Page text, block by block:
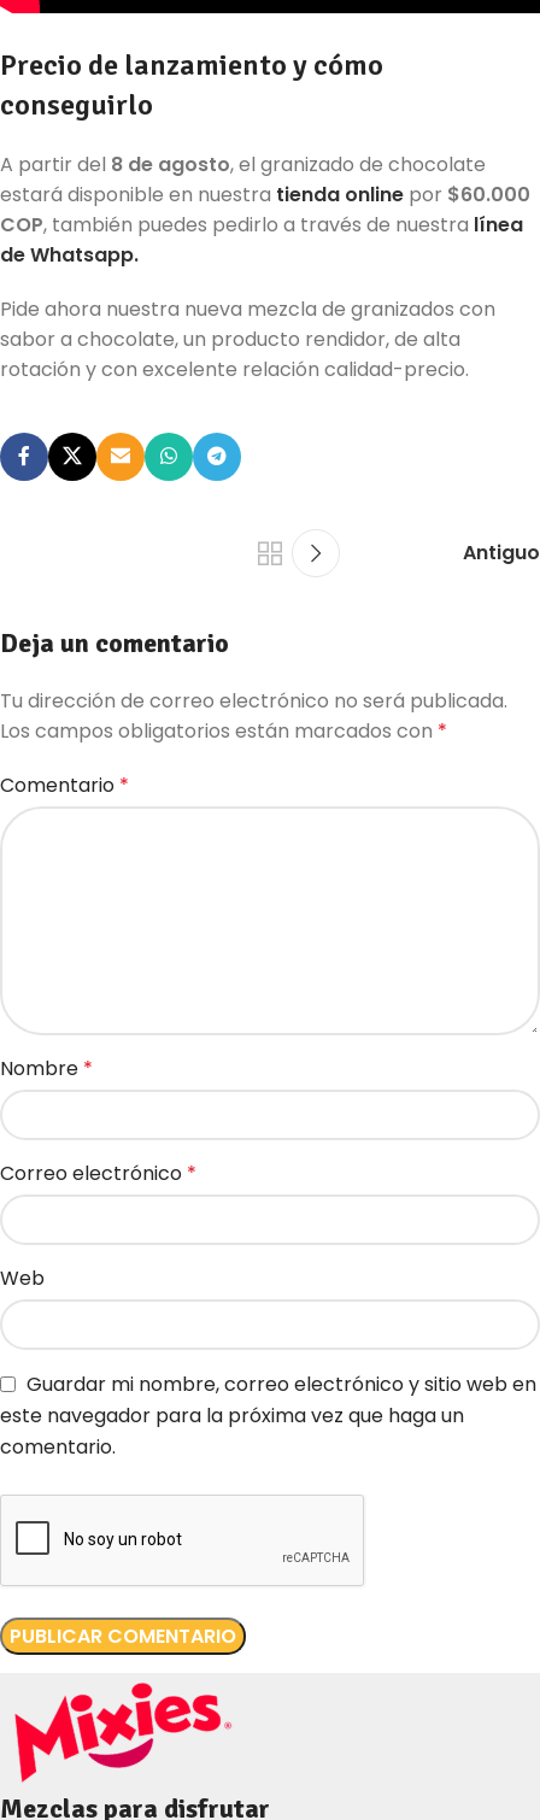
Precio de lanzamiento y cómo
conseguirlo
A partir del 8 de agosto, el granizado de chocolate
estará disponible en nuestra tienda online por $60.000
COP, también puedes pedirlo a través de nuestra línea
de Whatsapp.
Pide ahora nuestra nueva mezcla de granizados con
sabor a chocolate, un producto rendidor, de alta
rotación y con excelente relación calidad-precio.
Antiguo
Deja un comentario
Tu dirección de correo electrónico no será publicada.
Los campos obligatorios están marcados con *
Comentario *
Nombre *
Correo electrónico *
Web
Guardar mi nombre, correo electrónico y sitio web en
este navegador para la próxima vez que haga un
comentario.
Mezclas para disfrutar